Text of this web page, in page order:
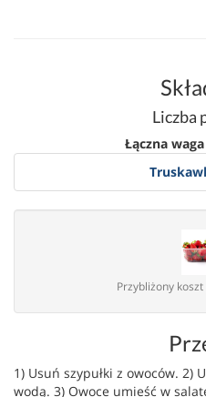
Liczba
Łączna
Przybliżony
1) Usuń szypułki z owoców. 2)
wodą. 3) Owoce umieść w